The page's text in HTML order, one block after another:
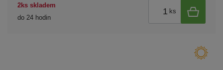
2ks skladem
do 24 hodin
ks